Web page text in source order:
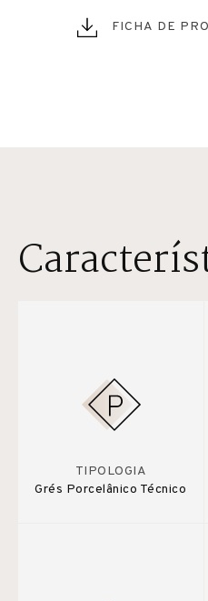
FICHA DE
TIPOLOGIA
Grés Porcelânico Técnico